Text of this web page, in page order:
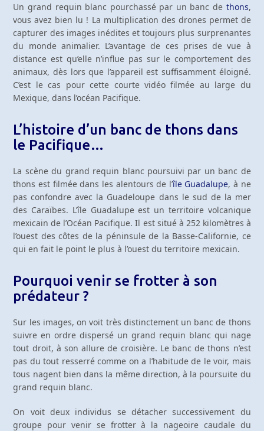
Un grand requin blanc pourchassé par un banc de thons,
vous avez bien lu ! La multiplication des drones permet de
capturer des images inédites et toujours plus surprenantes
du monde animalier. L’avantage de ces prises de vue à
distance est qu’elle n’influe pas sur le comportement des
animaux, dès lors que l’appareil est suffisamment éloigné.
C’est le cas pour cette courte vidéo filmée au large du
Mexique, dans l’océan Pacifique.
L’histoire d’un banc de thons dans
le Pacifique…
La scène du grand requin blanc poursuivi par un banc de
thons est filmée dans les alentours de l’île Guadalupe, à ne
pas confondre avec la Guadeloupe dans le sud de la mer
des Caraïbes. L’île Guadalupe est un territoire volcanique
mexicain de l’Océan Pacifique. Il est situé à 252 kilomètres à
l’ouest des côtes de la péninsule de la Basse-Californie, ce
qui en fait le point le plus à l’ouest du territoire mexicain.
Pourquoi venir se frotter à son
prédateur ?
Sur les images, on voit très distinctement un banc de thons
suivre en ordre dispersé un grand requin blanc qui nage
tout droit, à son allure de croisière. Le banc de thons n’est
pas du tout resserré comme on a l’habitude de le voir, mais
tous nagent bien dans la même direction, à la poursuite du
grand requin blanc.
On voit deux individus se détacher successivement du
groupe pour venir se frotter à la nageoire caudale du